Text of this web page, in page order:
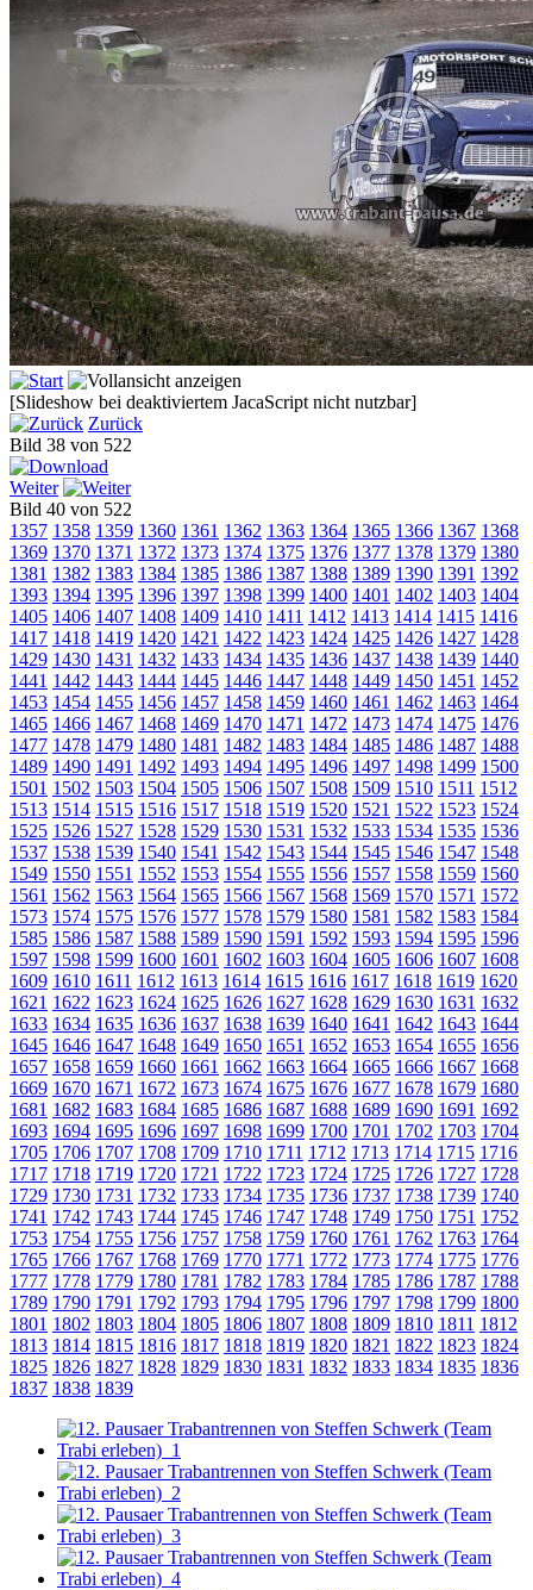
[Slideshow bei deaktiviertem JacaScript nicht nutzbar]
Zurück
Bild 38 von 522
Weiter
Bild 40 von 522
1357 1358 1359 1360 1361 1362 1363 1364 1365 1366 1367 1368
1369 1370 1371 1372 1373 1374 1375 1376 1377 1378 1379 1380
1381 1382 1383 1384 1385 1386 1387 1388 1389 1390 1391 1392
1393 1394 1395 1396 1397 1398 1399 1400 1401 1402 1403 1404
1405 1406 1407 1408 1409 1410 1411 1412 1413 1414 1415 1416
1417 1418 1419 1420 1421 1422 1423 1424 1425 1426 1427 1428
1429 1430 1431 1432 1433 1434 1435 1436 1437 1438 1439 1440
1441 1442 1443 1444 1445 1446 1447 1448 1449 1450 1451 1452
1453 1454 1455 1456 1457 1458 1459 1460 1461 1462 1463 1464
1465 1466 1467 1468 1469 1470 1471 1472 1473 1474 1475 1476
1477 1478 1479 1480 1481 1482 1483 1484 1485 1486 1487 1488
1489 1490 1491 1492 1493 1494 1495 1496 1497 1498 1499 1500
1501 1502 1503 1504 1505 1506 1507 1508 1509 1510 1511 1512
1513 1514 1515 1516 1517 1518 1519 1520 1521 1522 1523 1524
1525 1526 1527 1528 1529 1530 1531 1532 1533 1534 1535 1536
1537 1538 1539 1540 1541 1542 1543 1544 1545 1546 1547 1548
1549 1550 1551 1552 1553 1554 1555 1556 1557 1558 1559 1560
1561 1562 1563 1564 1565 1566 1567 1568 1569 1570 1571 1572
1573 1574 1575 1576 1577 1578 1579 1580 1581 1582 1583 1584
1585 1586 1587 1588 1589 1590 1591 1592 1593 1594 1595 1596
1597 1598 1599 1600 1601 1602 1603 1604 1605 1606 1607 1608
1609 1610 1611 1612 1613 1614 1615 1616 1617 1618 1619 1620
1621 1622 1623 1624 1625 1626 1627 1628 1629 1630 1631 1632
1633 1634 1635 1636 1637 1638 1639 1640 1641 1642 1643 1644
1645 1646 1647 1648 1649 1650 1651 1652 1653 1654 1655 1656
1657 1658 1659 1660 1661 1662 1663 1664 1665 1666 1667 1668
1669 1670 1671 1672 1673 1674 1675 1676 1677 1678 1679 1680
1681 1682 1683 1684 1685 1686 1687 1688 1689 1690 1691 1692
1693 1694 1695 1696 1697 1698 1699 1700 1701 1702 1703 1704
1705 1706 1707 1708 1709 1710 1711 1712 1713 1714 1715 1716
1717 1718 1719 1720 1721 1722 1723 1724 1725 1726 1727 1728
1729 1730 1731 1732 1733 1734 1735 1736 1737 1738 1739 1740
1741 1742 1743 1744 1745 1746 1747 1748 1749 1750 1751 1752
1753 1754 1755 1756 1757 1758 1759 1760 1761 1762 1763 1764
1765 1766 1767 1768 1769 1770 1771 1772 1773 1774 1775 1776
1777 1778 1779 1780 1781 1782 1783 1784 1785 1786 1787 1788
1789 1790 1791 1792 1793 1794 1795 1796 1797 1798 1799 1800
1801 1802 1803 1804 1805 1806 1807 1808 1809 1810 1811 1812
1813 1814 1815 1816 1817 1818 1819 1820 1821 1822 1823 1824
1825 1826 1827 1828 1829 1830 1831 1832 1833 1834 1835 1836
1837 1838 1839